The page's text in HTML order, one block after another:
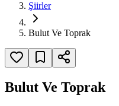
Şiirler
Bulut Ve Toprak
Bulut Ve Toprak